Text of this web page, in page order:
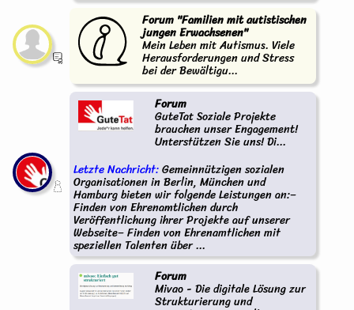
Forum "Familien mit autistischen
jungen Erwachsenen"
Mein Leben mit Autismus. Viele
Herausforderungen und Stress
bei der Bewältigu...
Forum
GuteTat Soziale Projekte
brauchen unser Engagement!
Unterstützen Sie uns! Di...
Letzte Nachricht:Gemeinnützigen sozialen
Organisationen in Berlin, München und
Hamburg bieten wir folgende Leistungen an:–
Finden von Ehrenamtlichen durch
Veröffentlichung ihrer Projekte auf unserer
Webseite– Finden von Ehrenamtlichen mit
speziellen Talenten über ...
Forum
Mivao - Die digitale Lösung zur
Strukturierung und